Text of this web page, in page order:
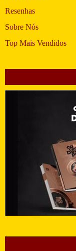
Resenhas
Sobre Nós
Top Mais Vendidos